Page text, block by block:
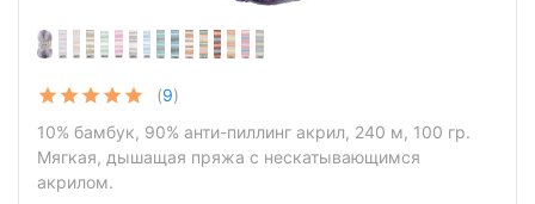
(9)
10% бамбук, 90% анти-пиллинг акрил, 240 м, 100 гр.
Мягкая, дышащая пряжа с нескатывающимся
акрилом.